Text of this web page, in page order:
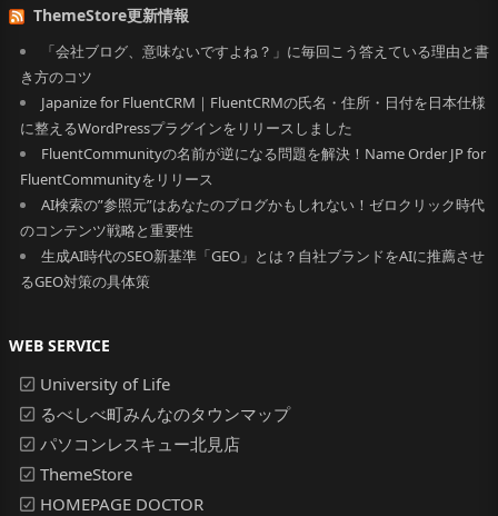
ThemeStore更新情報
「会社ブログ、意味ないですよね？」に毎回こう答えている理由と書
き方のコツ
Japanize for FluentCRM｜FluentCRMの氏名・住所・日付を日本仕様
に整えるWordPressプラグインをリリースしました
FluentCommunityの名前が逆になる問題を解決！Name Order JP for
FluentCommunityをリリース
AI検索の”参照元”はあなたのブログかもしれない！ゼロクリック時代
のコンテンツ戦略と重要性
生成AI時代のSEO新基準「GEO」とは？自社ブランドをAIに推薦させ
るGEO対策の具体策
WEB SERVICE
University of Life
るべしべ町みんなのタウンマップ
パソコンレスキュー北見店
ThemeStore
HOMEPAGE DOCTOR